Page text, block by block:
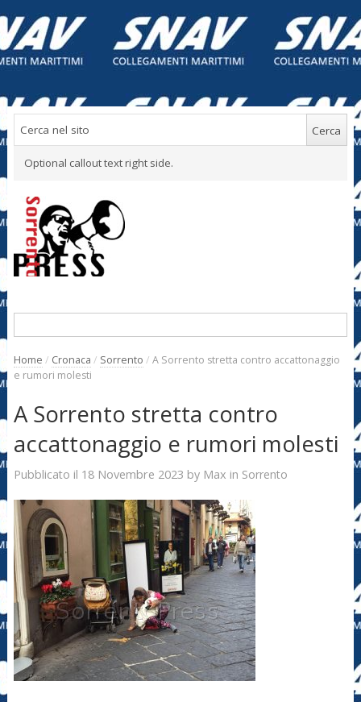
Optional callout text right side.
Home / Cronaca / Sorrento / A Sorrento stretta contro accattonaggio
e rumori molesti
A Sorrento stretta contro
accattonaggio e rumori molesti
Pubblicato il 18 Novembre 2023 by Max in Sorrento